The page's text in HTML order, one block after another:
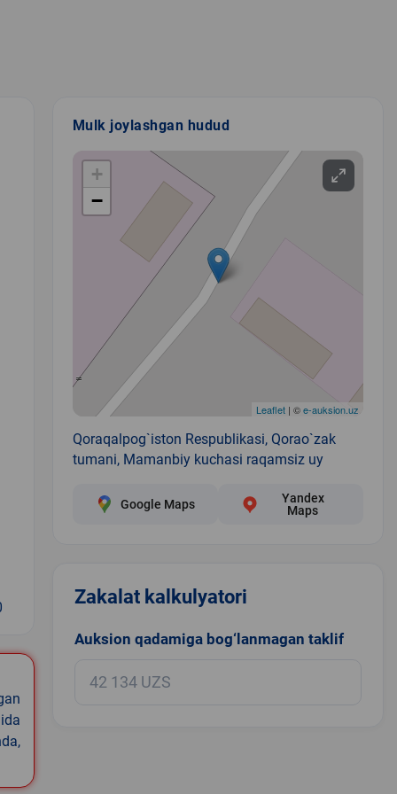
Mulk joylashgan hudud
+
−
Leaflet| ©e-auksion.uz
Qoraqalpog`iston Respublikasi, Qorao`zak
tumani, Mamanbiy kuchasi raqamsiz uy
Google Maps
Yandex
Maps
Zakalat kalkulyatori
Auksion qadamiga bog‘lanmagan taklif